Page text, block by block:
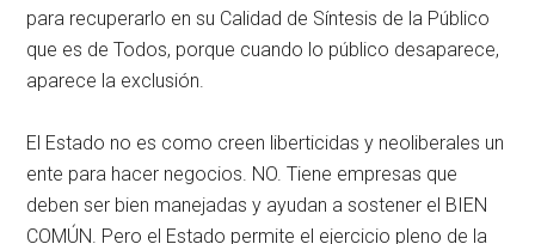
para recuperarlo en su Calidad de Síntesis de la Público
que es de Todos, porque cuando lo público desaparece,
aparece la exclusión.
El Estado no es como creen liberticidas y neoliberales un
ente para hacer negocios. NO. Tiene empresas que
deben ser bien manejadas y ayudan a sostener el BIEN
COMÚN. Pero el Estado permite el ejercicio pleno de la